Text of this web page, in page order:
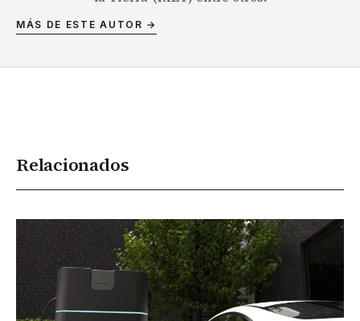
MÁS DE ESTE AUTOR →
Relacionados